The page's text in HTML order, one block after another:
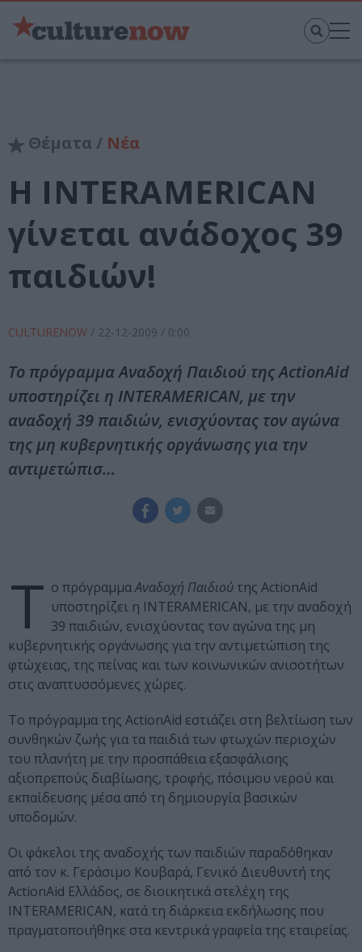
Θέματα / Νέα
Η INTERAMERICAN
γίνεται ανάδοχος 39
παιδιών!
CULTURENOW / 22-12-2009 / 0:00
Το πρόγραμμα Αναδοχή Παιδιού της ActionAid
υποστηρίζει η INTERAMERICAN, με την
αναδοχή 39 παιδιών, ενισχύοντας τον αγώνα
της μη κυβερνητικής οργάνωσης για την
αντιμετώπισ…
Τ ο πρόγραμμαΑναδοχή Παιδιού της ActionAid
υποστηρίζει η INTERAMERICAN, με την αναδοχή
39 παιδιών, ενισχύοντας τον αγώνα της μη
κυβερνητικής οργάνωσης για την αντιμετώπιση της
φτώχειας, της πείνας και των κοινωνικών ανισοτήτων
στις αναπτυσσόμενες χώρες.
Το πρόγραμμα της ActionAid εστιάζει στη βελτίωση των
συνθηκών ζωής για τα παιδιά των φτωχών περιοχών
του πλανήτη με την προσπάθεια εξασφάλισης
αξιοπρεπούς διαβίωσης, τροφής, πόσιμου νερού και
εκπαίδευσης μέσα από τη δημιουργία βασικών
υποδομών.
Οι φάκελοι της αναδοχής των παιδιών παραδόθηκαν
από τον κ. Γεράσιμο Κουβαρά, Γενικό Διευθυντή της
ActionAid Ελλάδος, σε διοικητικά στελέχη της
INTERAMERICAN, κατά τη διάρκεια εκδήλωσης που
πραγματοποιήθηκε στα κεντρικά γραφεία της εταιρείας.